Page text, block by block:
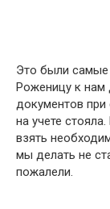
Это были
Роженицу к нам
документов при
на учете
взять
мы делать не
пожалели.